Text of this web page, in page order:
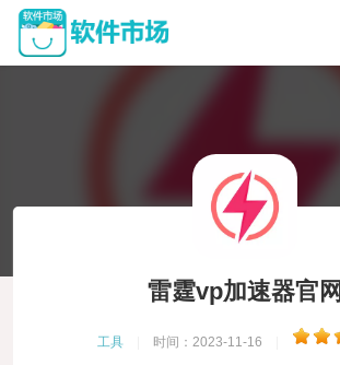
雷霆vp加速器官网
工具 时间：2023-11-16